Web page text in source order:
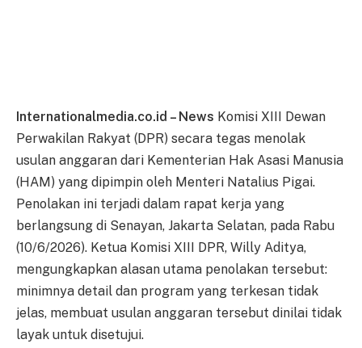
Internationalmedia.co.id – News Komisi XIII Dewan
Perwakilan Rakyat (DPR) secara tegas menolak
usulan anggaran dari Kementerian Hak Asasi Manusia
(HAM) yang dipimpin oleh Menteri Natalius Pigai.
Penolakan ini terjadi dalam rapat kerja yang
berlangsung di Senayan, Jakarta Selatan, pada Rabu
(10/6/2026). Ketua Komisi XIII DPR, Willy Aditya,
mengungkapkan alasan utama penolakan tersebut:
minimnya detail dan program yang terkesan tidak
jelas, membuat usulan anggaran tersebut dinilai tidak
layak untuk disetujui.